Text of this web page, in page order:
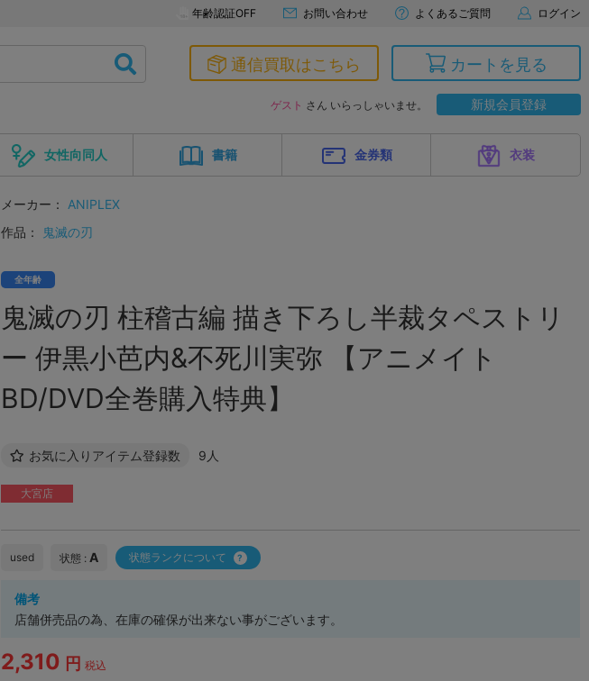
年齢認証OFF お問い合わせ よくあるご質問 ログイン
通信買取はこちら カートを見る
ゲスト さん いらっしゃいませ。 新規会員登録
女性向同人 書籍 金券類 衣装
メーカー：
ANIPLEX
作品：
鬼滅の刃
全年齢
鬼滅の刃 柱稽古編 描き下ろし半裁タペストリ
ー 伊黒小芭内&不死川実弥 【アニメイト
BD/DVD全巻購入特典】
お気に入りアイテム登録数 9人
大宮店
used 状態 : A 状態ランクについて
備考
店舗併売品の為、在庫の確保が出来ない事がございます。
2,310 円 税込